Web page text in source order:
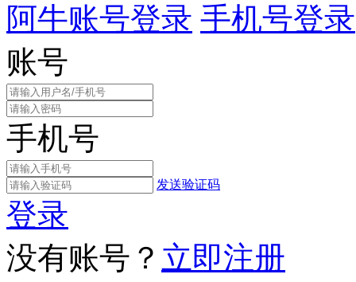
阿牛账号登录 手机号登录
账号
手机号
发送验证码
登录
没有账号？ 立即注册